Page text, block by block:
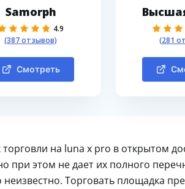
Samorph
4.9
(387 отзывов)
Смотреть
(281
торговли на luna x pro в открытом
при этом не дает их полного
Торговать площадка